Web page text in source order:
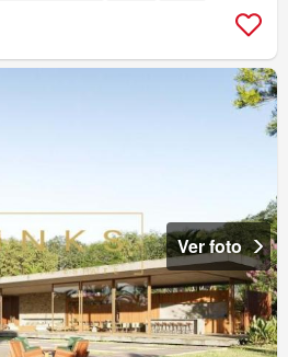
Ver foto